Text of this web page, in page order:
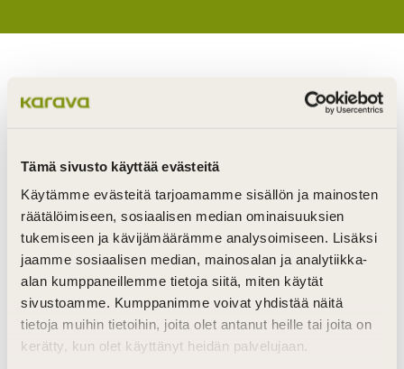
Tämä sivusto käyttää evästeitä
Käytämme evästeitä tarjoamamme sisällön ja mainosten
räätälöimiseen, sosiaalisen median ominaisuuksien
tukemiseen ja kävijämäärämme analysoimiseen. Lisäksi
jaamme sosiaalisen median, mainosalan ja analytiikka-
alan kumppaneillemme tietoja siitä, miten käytät
sivustoamme. Kumppanimme voivat yhdistää näitä
tietoja muihin tietoihin, joita olet antanut heille tai joita on
kerätty, kun olet käyttänyt heidän palvelujaan.
Order a Karava sample box containing
Which wood are your dreams made of?
Alder, hemlock, cedar, ash…or maybe
something else?
Getting the feel of the alternatives and seeing
them with your own eyes helps you design
stunning wooden surfaces with even more
confidence. You can order a KARAVA sample